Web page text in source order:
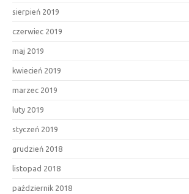
sierpień 2019
czerwiec 2019
maj 2019
kwiecień 2019
marzec 2019
luty 2019
styczeń 2019
grudzień 2018
listopad 2018
październik 2018